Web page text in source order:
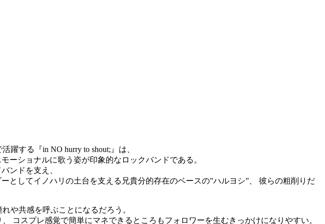
する『in NO hurry to shout;』は、
ーショナルに歌う姿が印象的なロックバンドである。
ンドを支え、
としてイノハリの土台を支える兄貴分的存在のベースの”ハルヨシ”、 彼らの粗削りだ
や共感を呼ぶことになるだろう。
コスプレ感覚で簡単にマネできるところもフォロワーを生むきっかけになりやすい。